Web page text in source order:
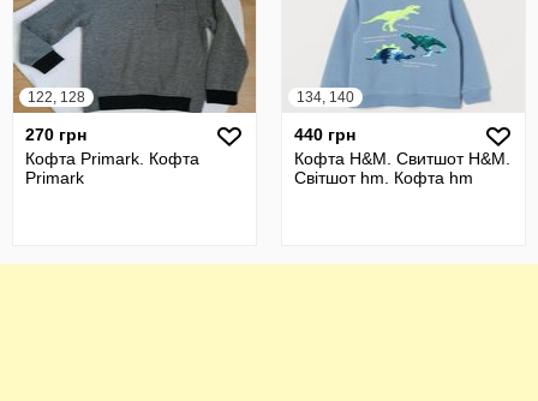
122, 128
270 грн
Кофта Primark. Кофта
Primark
134, 140
440 грн
Кофта H&M. Свитшот H&M.
Світшот hm. Кофта hm